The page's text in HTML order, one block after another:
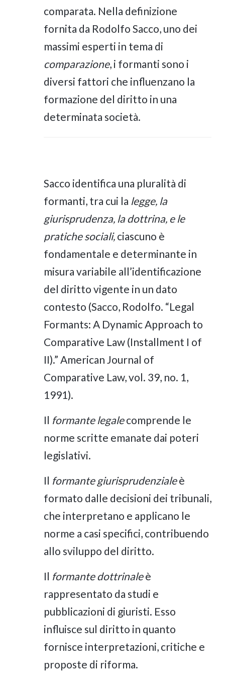
comparata. Nella definizione
fornita da Rodolfo Sacco, uno dei
massimi esperti in tema di
comparazione, i formanti sono i
diversi fattori che influenzano la
formazione del diritto in una
determinata società.
Sacco identifica una pluralità di
formanti, tra cui la legge, la
giurisprudenza, la dottrina, e le
pratiche sociali, ciascuno è
fondamentale e determinante in
misura variabile all’identificazione
del diritto vigente in un dato
contesto (Sacco, Rodolfo. “Legal
Formants: A Dynamic Approach to
Comparative Law (Installment I of
II).” American Journal of
Comparative Law, vol. 39, no. 1,
1991).
Il formante legalecomprende le
norme scritte emanate dai poteri
legislativi.
Il formante giurisprudenzialeè
formato dalle decisioni dei tribunali,
che interpretano e applicano le
norme a casi specifici, contribuendo
allo sviluppo del diritto.
Il formante dottrinaleè
rappresentato da studi e
pubblicazioni di giuristi. Esso
influisce sul diritto in quanto
fornisce interpretazioni, critiche e
proposte di riforma.